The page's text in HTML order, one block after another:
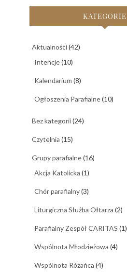
KATEGORIE
Aktualności(42)
Intencje(10)
Kalendarium (8)
Ogłoszenia Parafialne(10)
Bez kategorii(24)
Czytelnia (15)
Grupy parafialne(16)
Akcja Katolicka (1)
Chór parafialny(3)
Liturgiczna Służba Ołtarza (2)
Parafialny Zespół CARITAS (1)
Wspólnota Młodzieżowa (4)
Wspólnota Różańca (4)